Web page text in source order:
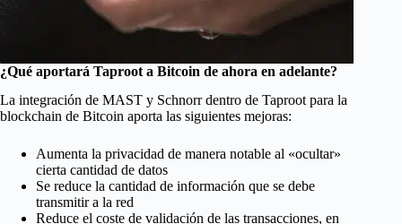
¿Qué aportará Taproot a Bitcoin de ahora en adelante?
La integración de MAST y Schnorr dentro de Taproot para la
blockchain de Bitcoin aporta las siguientes mejoras:
Aumenta la privacidad de manera notable al «ocultar»
cierta cantidad de datos
Se reduce la cantidad de información que se debe
transmitir a la red
Reduce el coste de validación de las transacciones, en